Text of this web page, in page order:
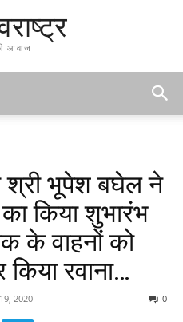
आवाज
श्री भूपेश बघेल ने
का किया शुभारंभ
के वाहनों को
रवाना…
2020 0